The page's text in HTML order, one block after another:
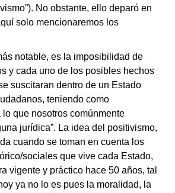
No obstante, ello deparó en
solo mencionaremos los
notable, es la imposibilidad de
y cada uno de los posibles hechos
suscitaran dentro de un Estado
teniendo como
que nosotros comúnmente
jurídica”. La idea del positivismo,
cuando se toman en cuenta los
sociales que vive cada Estado,
vigente y práctico hace 50 años, tal
ya no lo es pues la moralidad, la